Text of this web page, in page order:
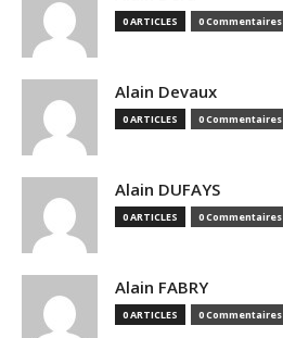
0 ARTICLES 0 Commentaires
Alain Devaux
0 ARTICLES 0 Commentaires
Alain DUFAYS
0 ARTICLES 0 Commentaires
Alain FABRY
0 ARTICLES 0 Commentaires